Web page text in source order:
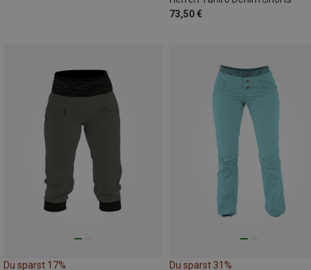
73,50 €
Du sparst 17% Du sparst 31%